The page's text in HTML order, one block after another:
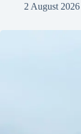
2 August 2026